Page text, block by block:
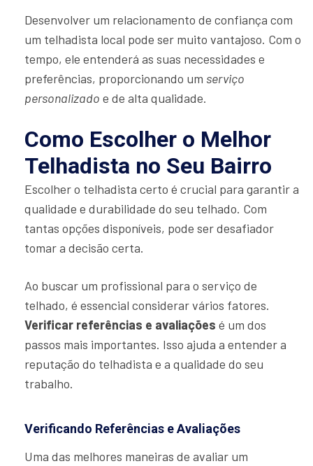
Desenvolver um relacionamento de confiança com
um telhadista local pode ser muito vantajoso. Com o
tempo, ele entenderá as suas necessidades e
preferências, proporcionando um serviço
personalizado e de alta qualidade.
Como Escolher o Melhor
Telhadista no Seu Bairro
Escolher o telhadista certo é crucial para garantir a
qualidade e durabilidade do seu telhado. Com
tantas opções disponíveis, pode ser desafiador
tomar a decisão certa.
Ao buscar um profissional para o serviço de
telhado, é essencial considerar vários fatores.
Verificar referências e avaliações é um dos
passos mais importantes. Isso ajuda a entender a
reputação do telhadista e a qualidade do seu
trabalho.
Verificando Referências e Avaliações
Uma das melhores maneiras de avaliar um